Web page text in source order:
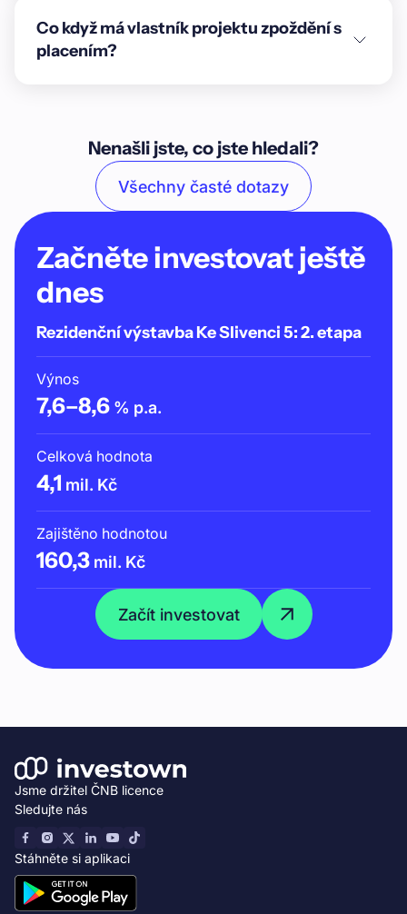
Co když má vlastník projektu zpoždění s
placením?
Nenašli jste, co jste hledali?
Všechny časté dotazy
Začněte investovat ještě
dnes
Rezidenční výstavba Ke Slivenci 5: 2. etapa
Výnos
7,6–8,6 % p.a.
Celková hodnota
4,1 mil. Kč
Zajištěno hodnotou
160,3 mil. Kč
Začít investovat
Jsme držitel ČNB licence
Sledujte nás
Stáhněte si aplikaci